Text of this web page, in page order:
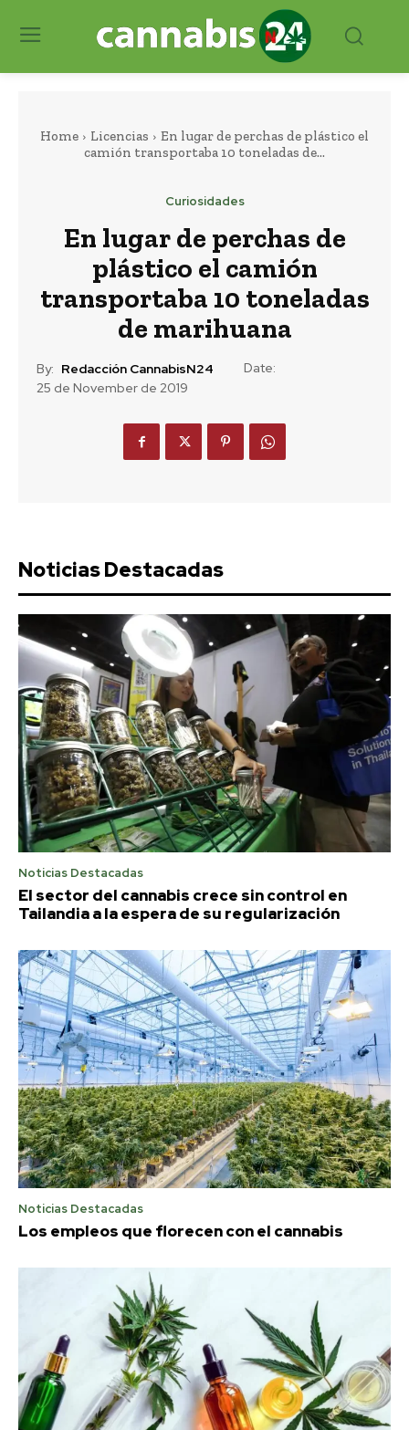
Home Licencias
En lugar de perchas de plástico el
camión transportaba 10 toneladas de...
Curiosidades
En lugar de perchas de
plástico el camión
transportaba 10 toneladas
de marihuana
By: Redacción CannabisN24
Date:
25 de November de 2019
Noticias Destacadas
Noticias Destacadas
El sector del cannabis crece sin control en
Tailandia a la espera de su regularización
Noticias Destacadas
Los empleos que florecen con el cannabis